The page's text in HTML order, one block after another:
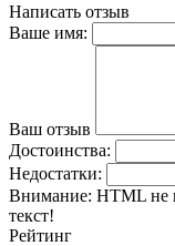
Написать отзыв
Ваше имя:
Ваш отзыв
Достоинства:
Недостатки:
Внимание: HTML не
текст!
Рейтинг